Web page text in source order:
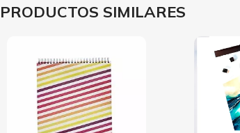
PRODUCTOS SIMILARES